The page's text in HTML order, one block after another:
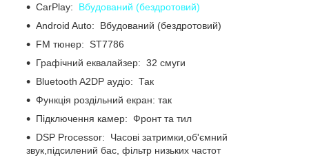
CarPlay: Вбудований (бездротовий)
Android Auto: Вбудований (бездротовий)
FM тюнер: ST7786
Графічний еквалайзер: 32 смуги
Bluetooth A2DP аудіо: Так
Функція роздільний екран: так
Підключення камер: Фронт та тил
DSP Processor: Часові затримки,об'ємний
звук,підсилений бас, фільтр низьких частот